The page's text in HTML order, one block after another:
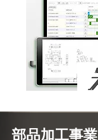
部品加工事業